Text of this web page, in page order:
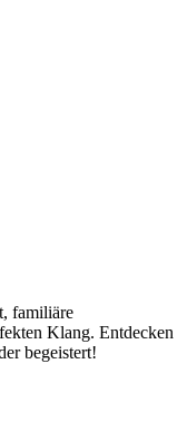
familiäre
Klang. Entdecken
begeistert!